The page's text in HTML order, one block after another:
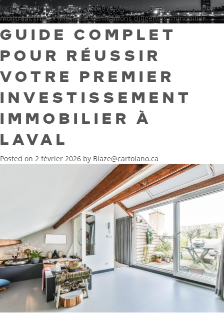
locatif Montréal,stratégie locative Montréal
taux d’inoccupation
montréal,triplex Montréal,vérifications diligentes immobilier
GUIDE COMPLET
POUR RÉUSSIR
VOTRE PREMIER
INVESTISSEMENT
IMMOBILIER À
LAVAL
Posted on 2 février 2026 by Blaze@cartolano.ca